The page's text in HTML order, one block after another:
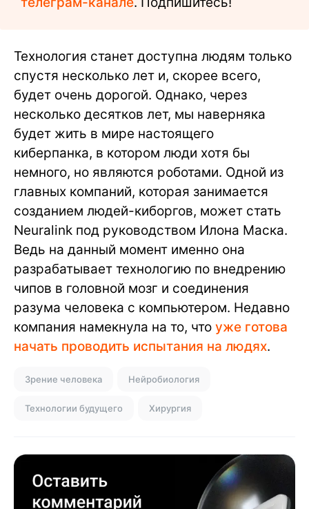
Технология станет доступна людям только
спустя несколько лет и, скорее всего,
будет очень дорогой. Однако, через
несколько десятков лет, мы наверняка
будет жить в мире настоящего
киберпанка, в котором люди хотя бы
немного, но являются роботами. Одной из
главных компаний, которая занимается
созданием людей-киборгов, может стать
Neuralink под руководством Илона Маска.
Ведь на данный момент именно она
разрабатывает технологию по внедрению
чипов в головной мозг и соединения
разума человека с компьютером. Недавно
компания намекнула на то, что уже готова
начать проводить испытания на людях.
Зрение человека Нейробиология
Технологии будущего Хирургия